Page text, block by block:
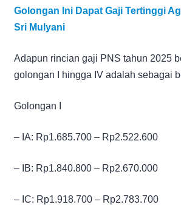
Golongan Ini Dapat Gaji Tertinggi
Sri Mulyani
Adapun rincian gaji PNS tahun 2025
golongan I hingga IV adalah sebagai
Golongan I
– IA: Rp1.685.700 – Rp2.522.600
– IB: Rp1.840.800 – Rp2.670.000
– IC: Rp1.918.700 – Rp2.783.700